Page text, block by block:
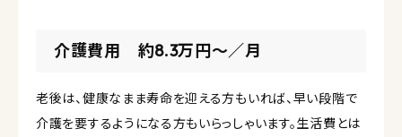
介護費用 約8.3万円〜／月
老後は、健康なまま寿命を迎える方もいれば、早い段階で
介護を要するようになる方もいらっしゃいます。生活費とは